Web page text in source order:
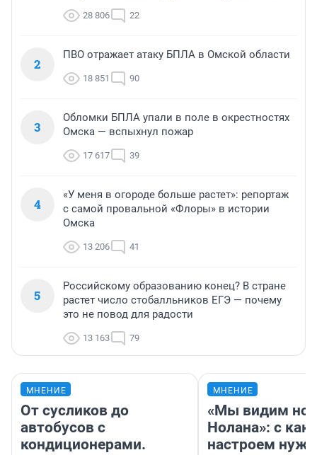
28 806 22
2
ПВО отражает атаку БПЛА в Омской области
18 851 90
3
Обломки БПЛА упали в поле в окрестностях
Омска — вспыхнул пожар
17 617 39
4
«У меня в огороде больше растет»: репортаж
с самой провальной «Флоры» в истории
Омска
13 206 41
5
Российскому образованию конец? В стране
растет число стобалльников ЕГЭ — почему
это не повод для радости
13 163 79
МНЕНИЕ
От сусликов до
автобусов с
кондиционерами.
МНЕНИЕ
«Мы видим
Нолана»: с
настроем